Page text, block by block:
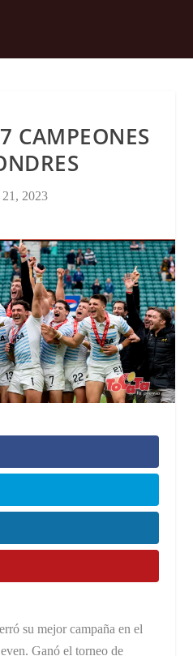
CAMPEONES
2023
su mejor campaña en el
Ganó el torneo de